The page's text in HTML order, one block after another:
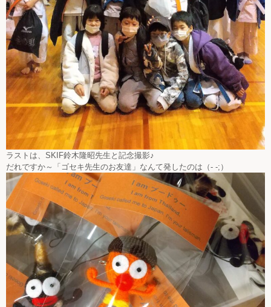
ラストは、SKIF鈴木隆昭先生と記念撮影♪
だれですか～「ゴセキ先生のお友達」なんて発したのは（- -;）